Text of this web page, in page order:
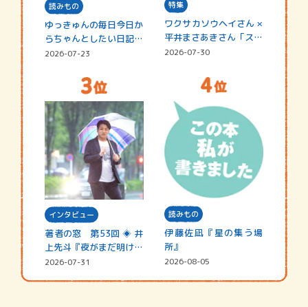
読みもの
ゆっきゅんの毎日今日か
らちゃんとしたい日記
☆202…
2026-07-23
特集
ワクサカソウヘイさん ×
平井まさあきさん「スペ
シャ…
2026-07-30
インタビュー
著者の窓 第53回 ◈ 井
上先斗『夜がまだ明けな
い』
2026-07-31
読みもの
伊藤佐凪『星の集う場
所』
2026-08-05